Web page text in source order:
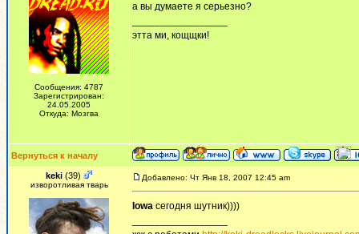
Сообщения: 4787
Зарегистрирован:
24.05.2005
Откуда: Мозгва
а вы думаете я серьезно?
этта ми, кощщки!
Вернуться к началу
keki (39)
изворотливая тварь
Добавлено: Чт Янв 18, 2007 12:45 am
Iowa сегодня шутник))))